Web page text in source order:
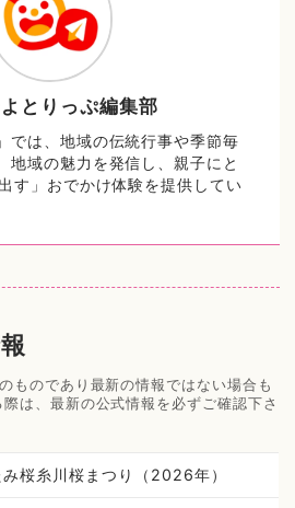
とりっぷ編集部
では、地域の伝統行事や季節毎
地域の魅力を発信し、親子にと
す」おでかけ体験を提供してい
ものであり最新の情報ではない場合も
は、最新の公式情報を必ずご確認下さ
み桜糸川桜まつり（2026年）